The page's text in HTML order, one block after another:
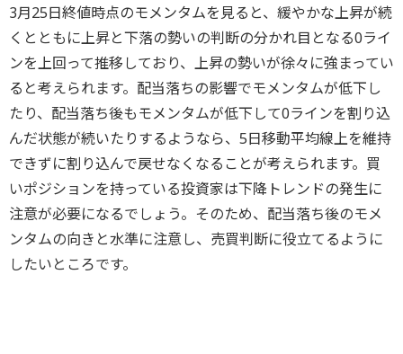
3月25日終値時点のモメンタムを見ると、緩やかな上昇が続
くとともに上昇と下落の勢いの判断の分かれ目となる0ライ
ンを上回って推移しており、上昇の勢いが徐々に強まってい
ると考えられます。配当落ちの影響でモメンタムが低下し
たり、配当落ち後もモメンタムが低下して0ラインを割り込
んだ状態が続いたりするようなら、5日移動平均線上を維持
できずに割り込んで戻せなくなることが考えられます。買
いポジションを持っている投資家は下降トレンドの発生に
注意が必要になるでしょう。そのため、配当落ち後のモメ
ンタムの向きと水準に注意し、売買判断に役立てるように
したいところです。